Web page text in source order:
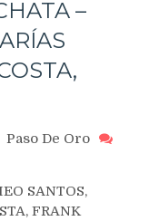
–
Paso De Oro
SANTOS,
FRANK